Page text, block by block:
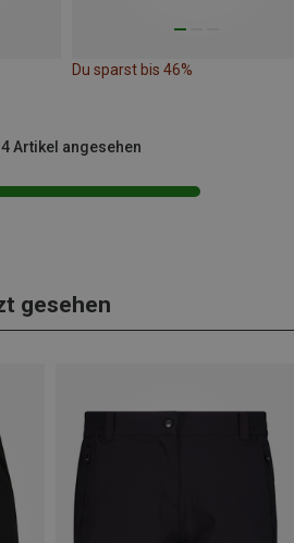
Du sparst bis 46%
Artikel angesehen
gesehen